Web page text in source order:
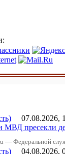
07.08.2026,
пресекли
— Федеральной
04.08.2026,